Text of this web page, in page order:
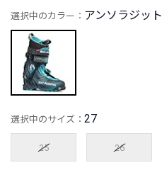
選択中のカラー： アンソラジット
選択中のサイズ： 27
25 26